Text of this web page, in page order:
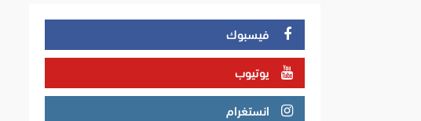
فيسبوك
يوتيوب
انستغرام